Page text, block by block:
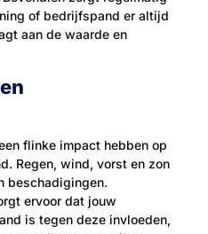
of bedrijfspand er altijd
aan de waarde en
flinke impact hebben op
Regen, wind, vorst en zon
beschadigingen.
ervoor dat jouw
is tegen deze invloeden,